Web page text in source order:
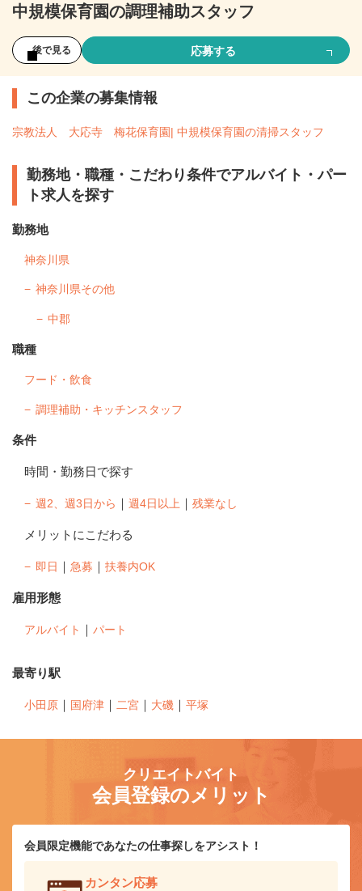
中規模保育園の調理補助スタッフ
後で見る 応募する
この企業の募集情報
宗教法人 大応寺 梅花保育園| 中規模保育園の清掃スタッフ
勤務地・職種・こだわり条件でアルバイト・パー
ト求人を探す
勤務地
神奈川県
神奈川県その他
中郡
職種
フード・飲食
調理補助・キッチンスタッフ
条件
時間・勤務日で探す
週2、週3日から ｜ 週4日以上 ｜ 残業なし
メリットにこだわる
即日 ｜ 急募 ｜ 扶養内OK
雇用形態
アルバイト ｜ パート
最寄り駅
小田原 ｜ 国府津 ｜ 二宮 ｜ 大磯 ｜ 平塚
クリエイトバイト
会員登録のメリット
会員限定機能であなたの仕事探しをアシスト！
カンタン応募